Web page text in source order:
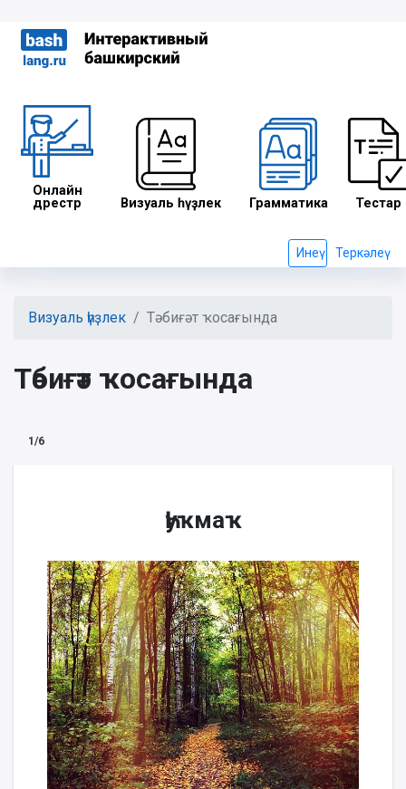
Онлайн
дәрестәр
Визуаль һүҙлек Грамматика Тестар
Инеү Теркәлеү
Визуаль һүҙлек Тәбиғәт ҡосағында
Тәбиғәт ҡосағында
1/6
Һуҡмаҡ